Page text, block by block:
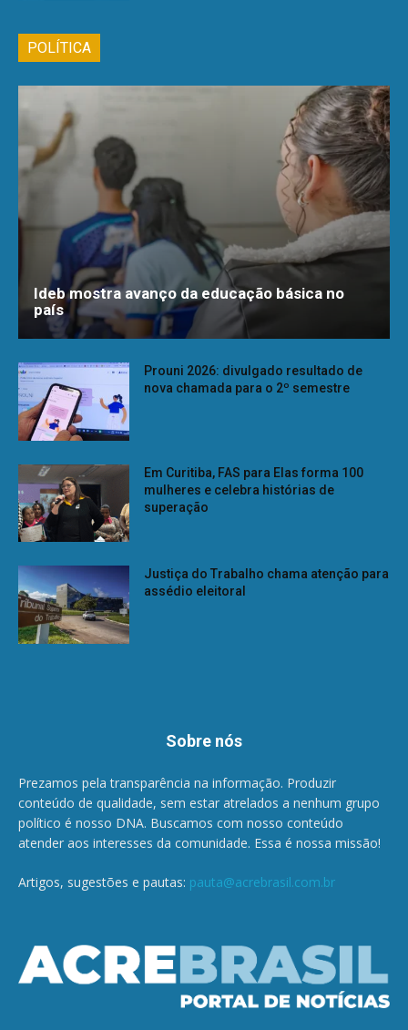
POLÍTICA
Ideb mostra avanço da educação básica no
país
Prouni 2026: divulgado resultado de
nova chamada para o 2º semestre
Em Curitiba, FAS para Elas forma 100
mulheres e celebra histórias de
superação
Justiça do Trabalho chama atenção para
assédio eleitoral
Sobre nós
Prezamos pela transparência na informação. Produzir
conteúdo de qualidade, sem estar atrelados a nenhum grupo
político é nosso DNA. Buscamos com nosso conteúdo
atender aos interesses da comunidade. Essa é nossa missão!
Artigos, sugestões e pautas: pauta@acrebrasil.com.br